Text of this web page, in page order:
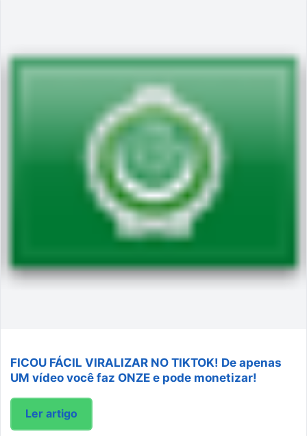
FICOU FÁCIL VIRALIZAR NO TIKTOK! De apenas
UM vídeo você faz ONZE e pode monetizar!
Ler artigo